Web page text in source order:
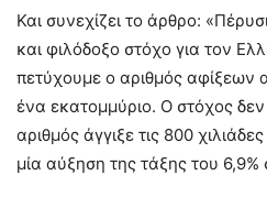
Και συνεχίζει το άρθρο:
και φιλόδοξο στόχο για τον
πετύχουμε ο αριθμός αφίξεων
ένα εκατομμύριο. Ο στόχος δεν
αριθμός άγγιξε τις 800
μία αύξηση της τάξης του